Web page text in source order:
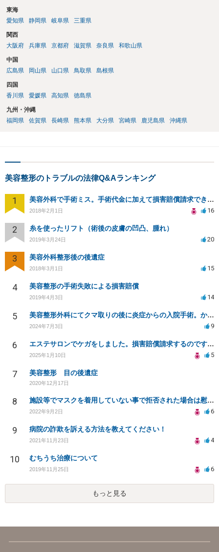
東海
愛知県
静岡県 岐阜県 三重県
関西
大阪府
兵庫県 京都府 滋賀県 奈良県 和歌山県
中国
広島県
岡山県 山口県 鳥取県 島根県
四国
香川県
愛媛県 高知県 徳島県
九州・沖縄
福岡県
佐賀県 長崎県 熊本県 大分県 宮崎県 鹿児島県 沖縄県
美容整形のトラブルの法律Q&Aランキング
1 美容外科で手術ミス。手術代金に加えて損害賠償請求できますか？
2018年2月1日 16
2 糸を使ったリフト（術後の皮膚の凹凸、腫れ）
2019年3月24日 20
3 美容外科整形後の後遺症
2018年3月1日 15
4 美容整形の手術失敗による損害賠償
2019年4月3日 14
5 美容整形外科にてクマ取りの後に炎症からの入院手術。かかった費用を負担して欲しい。
2024年7月3日 9
6 エステサロンでケガをしました。損害賠償請求するのですが相場がわかりません。
2025年1月10日 5
7 美容整形 目の後遺症
2020年12月17日
8 施設等でマスクを着用していない事で拒否された場合は慰謝料を請求できるでしょうか？
2022年9月2日 6
9 病院の詐欺を訴える方法を教えてください！
2021年11月23日 4
10 むちうち治療について
2019年11月25日 6
もっと見る